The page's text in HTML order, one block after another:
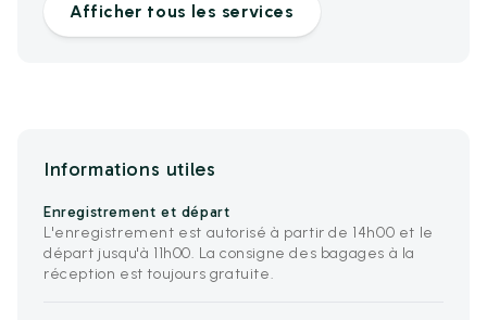
Afficher tous les services
Informations utiles
Enregistrement et départ
L'enregistrement est autorisé à partir de 14h00 et le
départ jusqu'à 11h00. La consigne des bagages à la
réception est toujours gratuite.